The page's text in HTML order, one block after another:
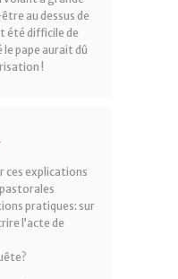
au dessus de
été difficile de
le pape aurait dû
!
ces explications
pratiques: sur
l’acte de